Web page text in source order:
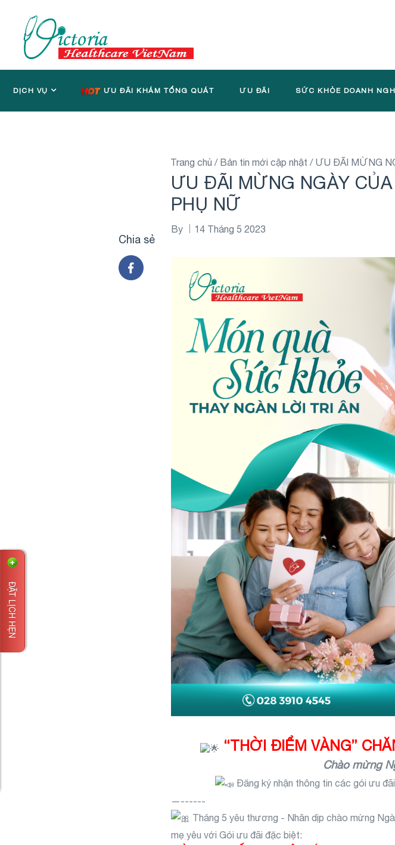
DỊCH VỤ ƯU ĐÃI KHÁM TỔNG QUÁT ƯU ĐÃI SỨC KHỎE DOANH
Chia sẻ
Trang chủ /Bản tin mới cập nhật / ƯU ĐÃI MỪNG
ƯU ĐÃI MỪNG NGÀY
PHỤ NỮ
By 14 Tháng 5 2023
“THỜI ĐIỂM VÀNG”
Chào mừng
Đăng ký nhận thông tin các gói ưu
—------
Tháng 5 yêu thương - Nhân dịp chào mừng
mẹ yêu với Gói ưu đãi đặc biệt:
ĐẶT LỊCH HẸN